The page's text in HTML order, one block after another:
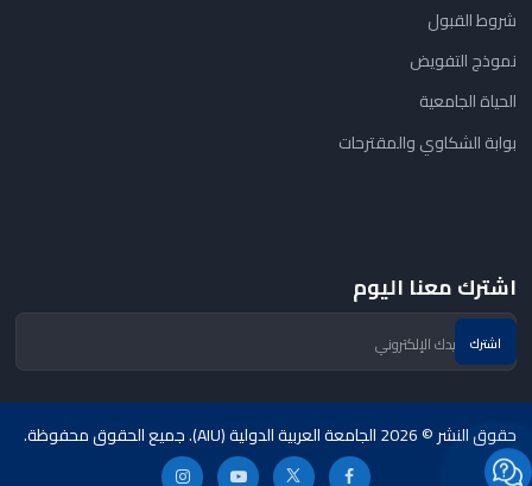
شروط القبول
نموذج التفويض
الحياة الجامعية
بوابة الشكاوي والمقترحات
اشترك معنا اليوم
حقوق النشر © 2026 الجامعة العربية الدولية (AIU). جميع الحقوق محفوظة.